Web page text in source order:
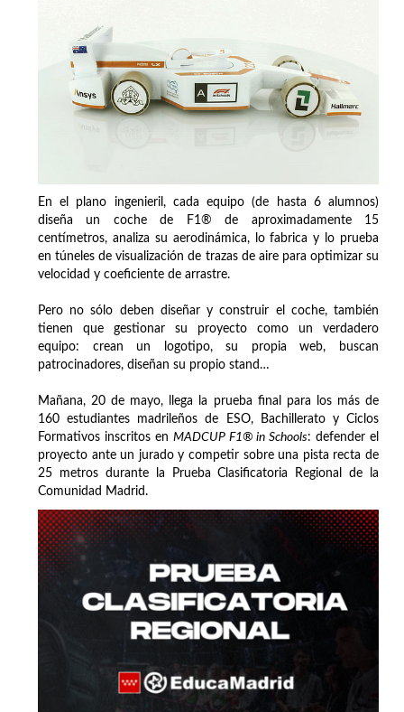
En el plano ingenieril, cada equipo (de hasta 6 alumnos)
diseña un coche de F1® de aproximadamente 15
centímetros, analiza su aerodinámica, lo fabrica y lo prueba
en túneles de visualización de trazas de aire para optimizar su
velocidad y coeficiente de arrastre.
Pero no sólo deben diseñar y construir el coche, también
tienen que gestionar su proyecto como un verdadero
equipo: crean un logotipo, su propia web, buscan
patrocinadores, diseñan su propio stand…
Mañana, 20 de mayo, llega la prueba final para los más de
160 estudiantes madrileños de ESO, Bachillerato y Ciclos
Formativos inscritos en MADCUP F1® in Schools: defender el
proyecto ante un jurado y competir sobre una pista recta de
25 metros durante la Prueba Clasificatoria Regional de la
Comunidad Madrid.